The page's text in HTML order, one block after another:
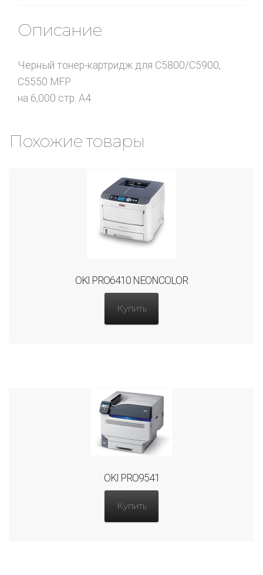
Описание
Черный тонер-картридж для C5800/C5900,
C5550 MFP
на 6,000 стр. A4
Похожие товары
OKI PRO6410 NEONCOLOR
Купить
OKI PRO9541
Купить